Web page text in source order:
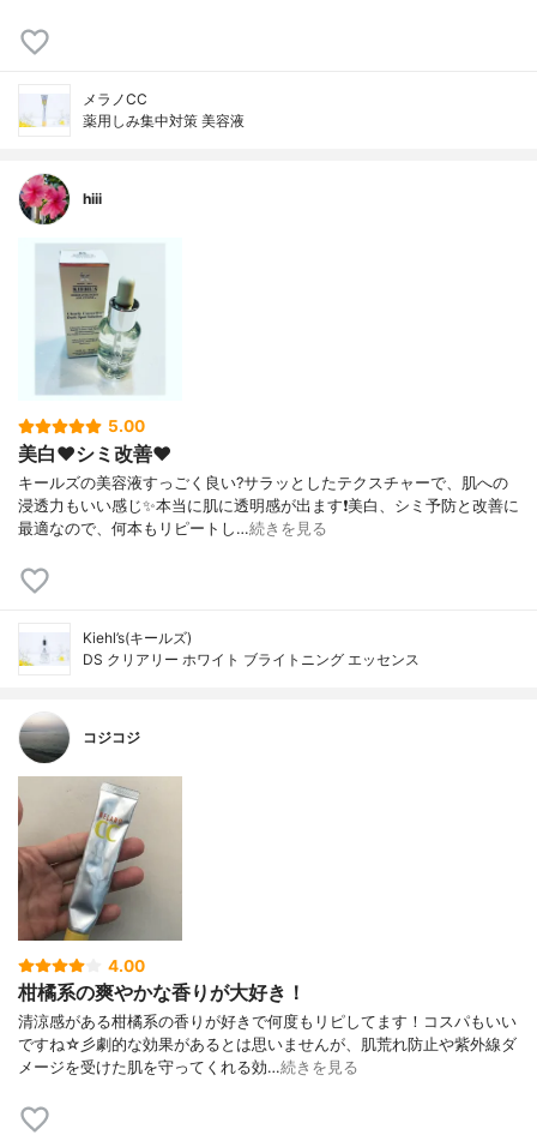
メラノCC
薬用しみ集中対策 美容液
hiii
5.00
美白❤️シミ改善❤️
キールズの美容液すっごく良い?サラッとしたテクスチャーで、肌への
浸透力もいい感じ✨本当に肌に透明感が出ます❗️美白、シミ予防と改善に
最適なので、何本もリピートし…続きを見る
Kiehl’s(キールズ)
DS クリアリー ホワイト ブライトニング エッセンス
コジコジ
4.00
柑橘系の爽やかな香りが大好き！
清涼感がある柑橘系の香りが好きで何度もリピしてます！コスパもいい
ですね☆彡劇的な効果があるとは思いませんが、肌荒れ防止や紫外線ダ
メージを受けた肌を守ってくれる効…続きを見る